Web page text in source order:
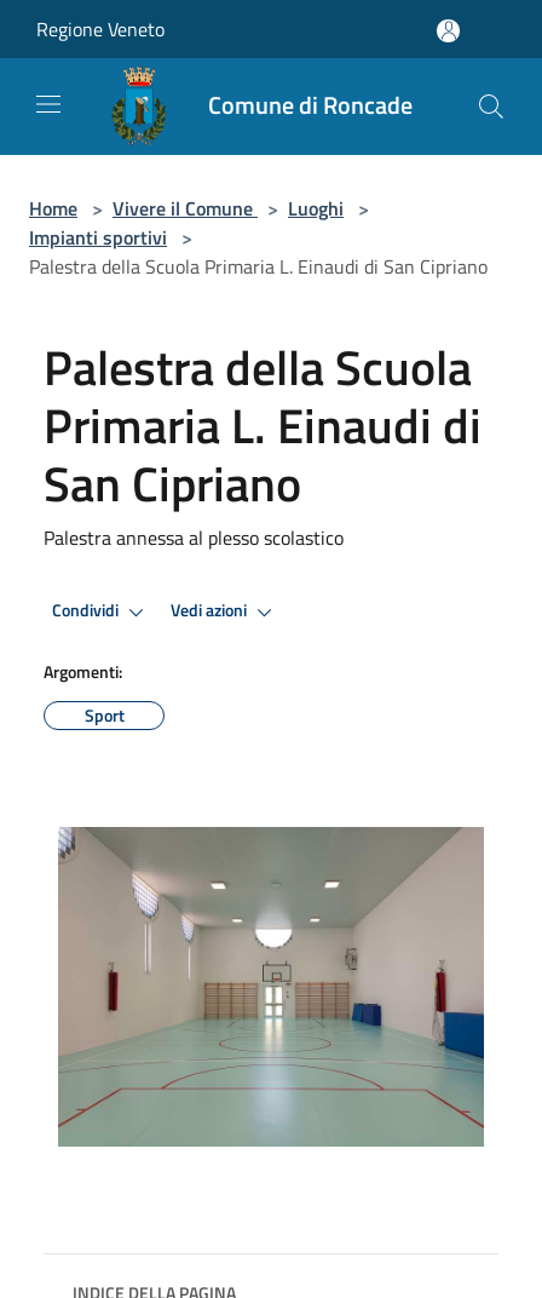
Regione Veneto
Comune di Roncade
Home > Vivere il Comune > Luoghi >
Impianti sportivi >
Palestra della Scuola Primaria L. Einaudi di San Cipriano
Palestra della Scuola
Primaria L. Einaudi di
San Cipriano
Palestra annessa al plesso scolastico
Condividi Vedi azioni
Argomenti:
Sport
INDICE DELLA PAGINA